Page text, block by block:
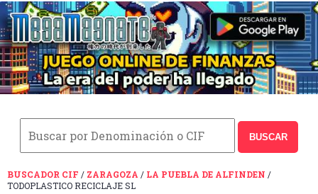
BUSCAR
BUSCADOR CIF / ZARAGOZA / LA PUEBLA DE ALFINDEN /
TODOPLASTICO RECICLAJE SL